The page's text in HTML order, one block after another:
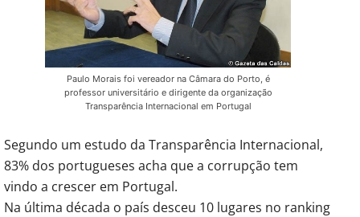
Paulo Morais foi vereador na Câmara do Porto, é
professor universitário e dirigente da organização
Transparência Internacional em Portugal
Segundo um estudo da Transparência Internacional,
83% dos portugueses acha que a corrupção tem
vindo a crescer em Portugal.
Na última década o país desceu 10 lugares no ranking